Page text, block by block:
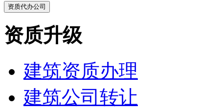
资质代办公司
资质升级
建筑资质办理
建筑公司转让